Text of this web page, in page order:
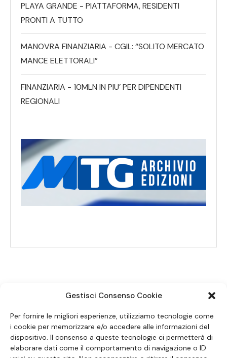
Gestisci Consenso Cookie
Per fornire le migliori esperienze, utilizziamo tecnologie come
i cookie per memorizzare e/o accedere alle informazioni del
dispositivo. Il consenso a queste tecnologie ci permetterà di
elaborare dati come il comportamento di navigazione o ID
PLAYA GRANDE - PIATTAFORMA, RESIDENTI
PRONTI A TUTTO
MANOVRA FINANZIARIA - CGIL: “SOLITO MERCATO
MANCE ELETTORALI”
FINANZIARIA - 10MLN IN PIU’ PER DIPENDENTI
REGIONALI
SEGUICI SUI SOCIAL